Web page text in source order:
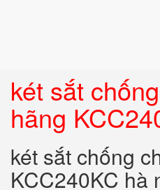
két sắt
hãng
két sắt chống
KCC240KC hà